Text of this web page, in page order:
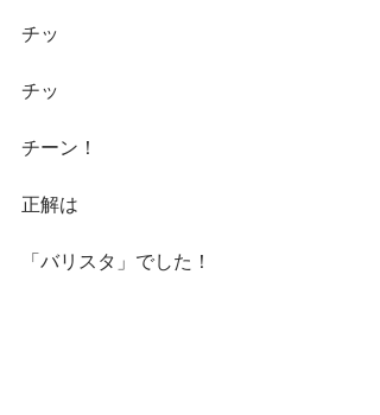
チッ
チッ
チーン！
正解は
「バリスタ」でした！